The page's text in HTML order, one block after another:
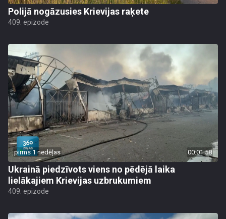
Polijā nogāzusies Krievijas raķete
409. epizode
pirms 1 nedēļas 00:01:58
Ukrainā piedzīvots viens no pēdējā laika
lielākajiem Krievijas uzbrukumiem
409. epizode